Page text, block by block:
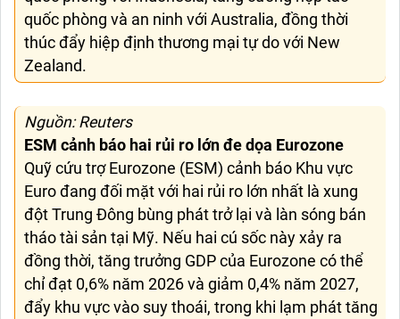
quốc phòng và an ninh với Australia, đồng thời
thúc đẩy hiệp định thương mại tự do với New
Zealand.
Nguồn: Reuters
ESM cảnh báo hai rủi ro lớn đe dọa Eurozone
Quỹ cứu trợ Eurozone (ESM) cảnh báo Khu vực
Euro đang đối mặt với hai rủi ro lớn nhất là xung
đột Trung Đông bùng phát trở lại và làn sóng bán
tháo tài sản tại Mỹ. Nếu hai cú sốc này xảy ra
đồng thời, tăng trưởng GDP của Eurozone có thể
chỉ đạt 0,6% năm 2026 và giảm 0,4% năm 2027,
đẩy khu vực vào suy thoái, trong khi lạm phát tăng